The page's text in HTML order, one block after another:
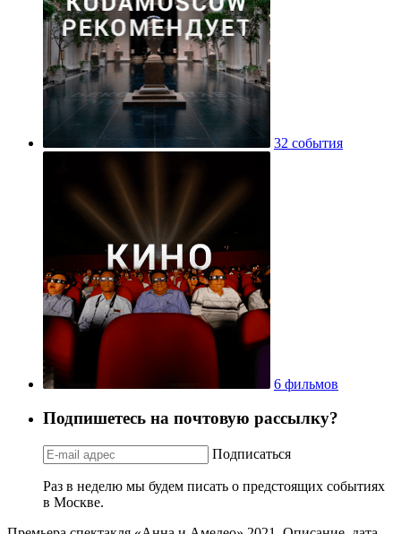
32 события
6 фильмов
Подпишетесь на почтовую рассылку?
Подписаться
Раз в неделю мы будем писать о предстоящих событиях
в Москве.